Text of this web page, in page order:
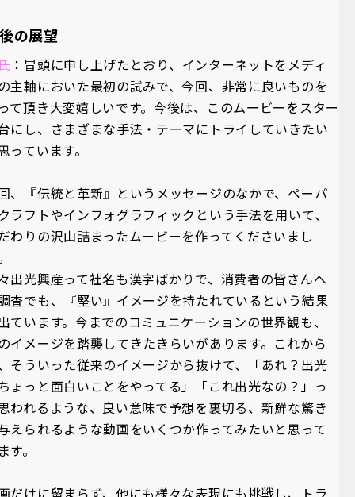
の展望
：冒頭に申し上げたとおり、インターネットをメディ
主軸においた最初の試みで、今回、非常に良いものを
て頂き大変嬉しいです。今後は、このムービーをスター
にし、さまざまな手法・テーマにトライしていきたい
っています。
、『伝統と革新』というメッセージのなかで、ペーパ
ラフトやインフォグラフィックという手法を用いて、
わりの沢山詰まったムービーを作ってくださいまし
出光興産って社名も漢字ばかりで、消費者の皆さんへ
査でも、『堅い』イメージを持たれているという結果
ています。今までのコミュニケーションの世界観も、
イメージを踏襲してきたきらいがあります。これから
そういった従来のイメージから抜けて、「あれ？出光
ょっと面白いことをやってる」「これ出光なの？」っ
われるような、良い意味で予想を裏切る、新鮮な驚き
えられるような動画をいくつか作ってみたいと思って
す。
だけに留まらず、他にも様々な表現にも挑戦し、トラ